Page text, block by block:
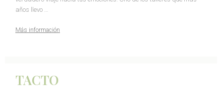
años llevo …
Más información
TACTO